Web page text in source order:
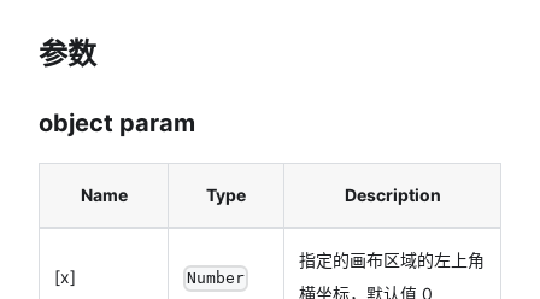
参数
object param
Name Type Description
[x] Number
指定的画布区域的左上角
横坐标，默认值 0